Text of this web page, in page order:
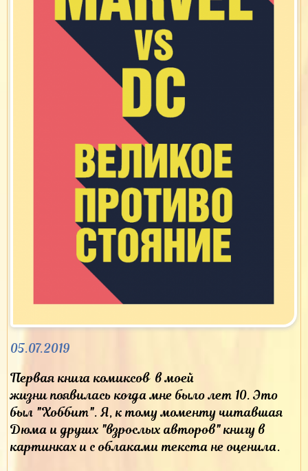
05.07.2019
Первая книга комиксов в моей
жизни появилась когда мне было лет 10. Это
был "Хоббит". Я, к тому моменту читавшая
Дюма и других "взрослых авторов" книгу в
картинках и с облаками текста не оценила.